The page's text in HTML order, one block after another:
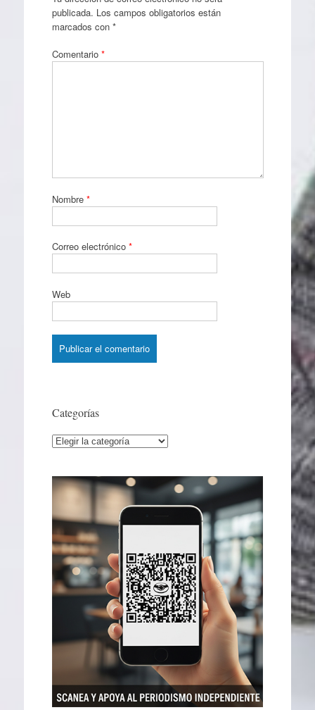
publicada. Los campos obligatorios están
marcados con *
Comentario *
Nombre *
Correo electrónico *
Web
Categorías
Categorías